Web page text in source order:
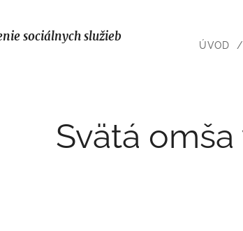
sociálnych služieb
ÚVOD
Svätá